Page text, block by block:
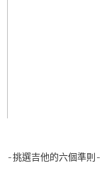
-挑選吉他的六個準則-